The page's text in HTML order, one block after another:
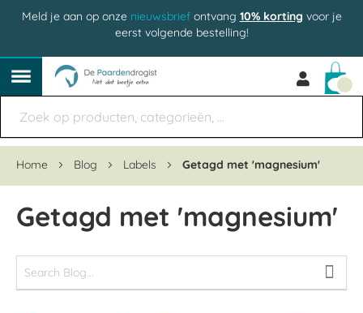
Meld je aan op onze nieuwsbriefontvang 10% korting voor je
eerst volgende bestelling!
Home Blog Labels Getagd met 'magnesium'
Getagd met 'magnesium'